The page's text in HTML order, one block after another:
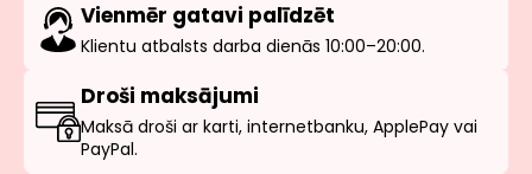
Vienmēr gatavi palīdzēt
Klientu atbalsts darba dienās 10:00–20:00.
Droši maksājumi
Maksā droši ar karti, internetbanku, ApplePay vai
PayPal.